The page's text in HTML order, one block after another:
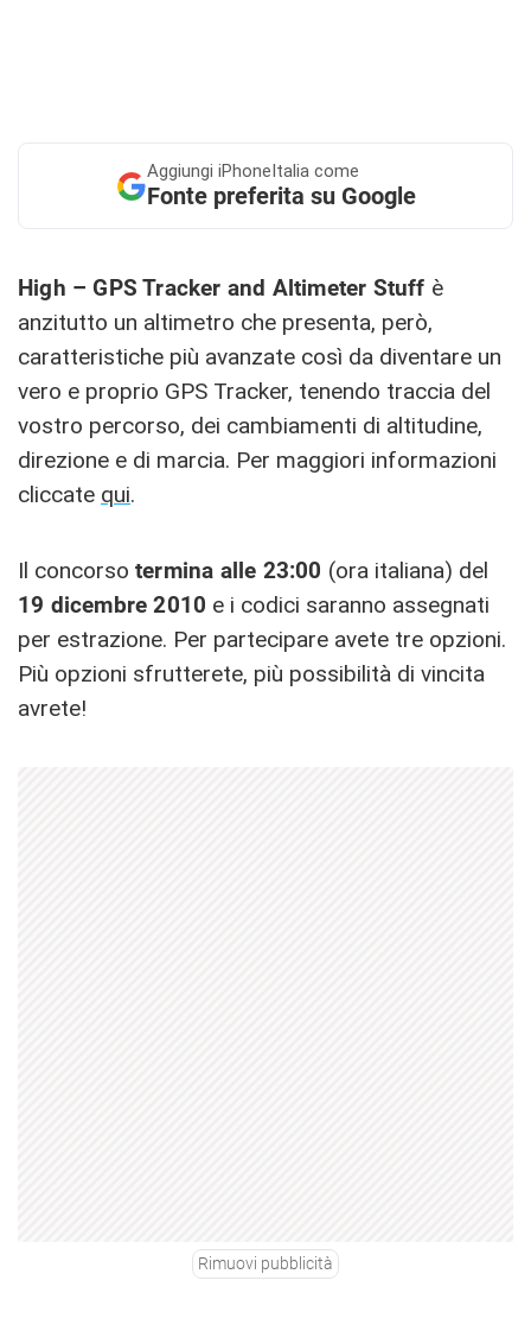
Aggiungi iPhoneItalia come
Fonte preferita su Google
High – GPS Tracker and Altimeter Stuff è
anzitutto un altimetro che presenta, però,
caratteristiche più avanzate così da diventare un
vero e proprio GPS Tracker, tenendo traccia del
vostro percorso, dei cambiamenti di altitudine,
direzione e di marcia. Per maggiori informazioni
cliccate qui.
Il concorso termina alle 23:00 (ora italiana) del
19 dicembre 2010 e i codici saranno assegnati
per estrazione. Per partecipare avete tre opzioni.
Più opzioni sfrutterete, più possibilità di vincita
avrete!
Rimuovi pubblicità